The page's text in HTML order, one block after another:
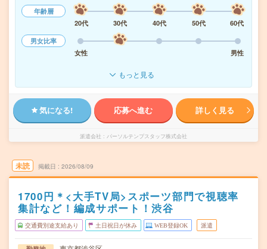
年齢層
20代
30代 40代 50代
60代
男女比率
女性
男性
もっと見る
気になる! 応募へ進む 詳しく見る
派遣会社 パーソルテンプスタッフ株式会社
未読 掲載日 2026/08/09
1700円＊<大手TV局>スポーツ部門で視聴率
集計など！編成サポート！渋谷
交通費別途支給あり 土日祝日が休み WEB登録OK 派遣